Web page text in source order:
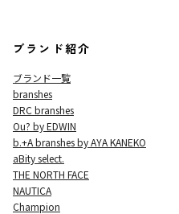
ブランド紹介
ブランド一覧
branshes
DRC branshes
Ou? by EDWIN
b.+A branshes by AYA KANEKO
aBity select.
THE NORTH FACE
NAUTICA
Champion